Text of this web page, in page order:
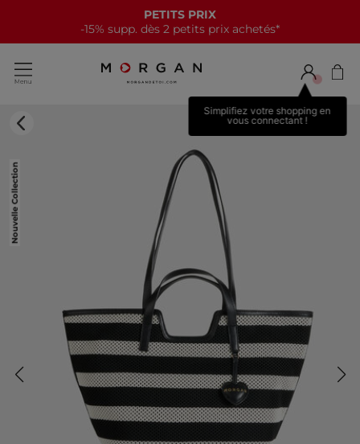
PETITS PRIX
-15% supp. dès 2 petits prix achetés*
Simplifiez votre shopping en
vous connectant !
Nouvelle Collection